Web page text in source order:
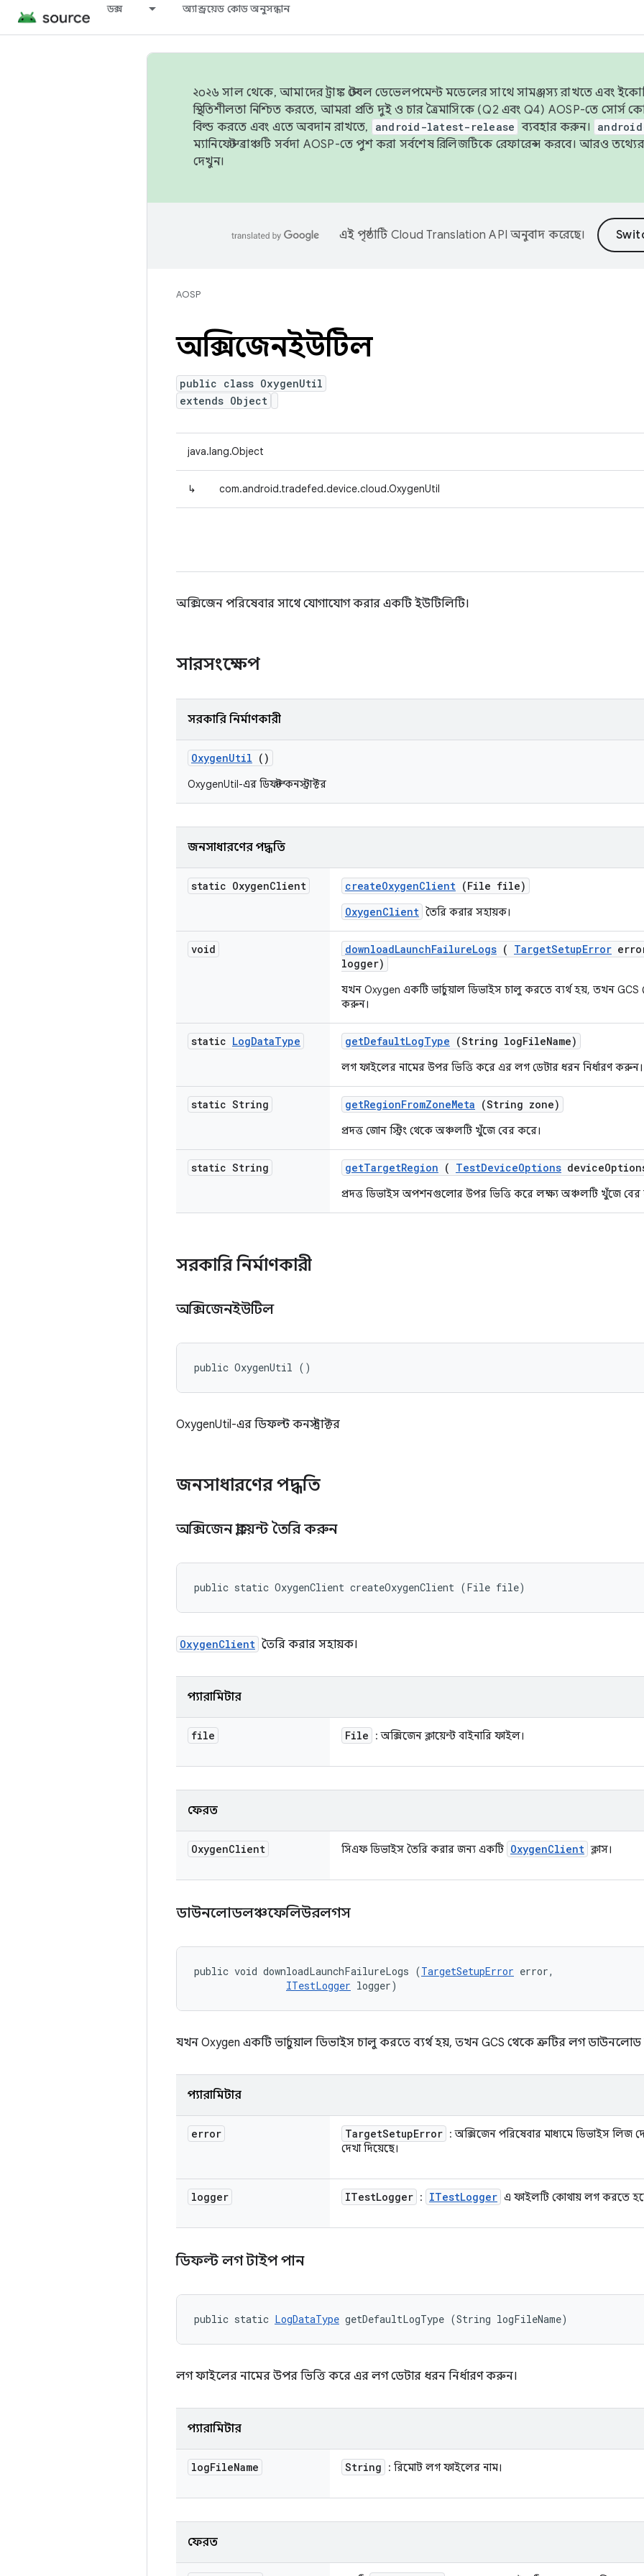
ডক্স অ্যান্ড্রয়েড কোড অনুসন্ধান
২০২৬ সাল থেকে, আমাদের ট্রাঙ্ক স্টেবল ডেভেলপমেন্ট মডেলের সাথে সামঞ্জস্য রাখতে এবং
স্থিতিশীলতা নিশ্চিত করতে, আমরা প্রতি দুই ও চার ত্রৈমাসিকে (Q2 এবং Q4) AOSP-তে সোর্স
বিল্ড করতে এবং এতে অবদান রাখতে,
android-latest-release ব্যবহার করুন।
ম্যানিফেস্ট ব্রাঞ্চটি সর্বদা AOSP-তে পুশ করা সর্বশেষ রিলিজটিকে রেফারেন্স করবে। আরও
দেখুন।
এই পৃষ্ঠাটি Cloud Translation API অনুবাদ করেছে।
AOSP
অক্সিজেনইউটিল
public class OxygenUtil
extends Object
java.lang.Object
↳ com.android.tradefed.device.cloud.OxygenUtil
অক্সিজেন পরিষেবার সাথে যোগাযোগ করার একটি ইউটিলিটি।
সারসংক্ষেপ
সরকারি নির্মাণকারী
OxygenUtil ()
OxygenUtil-এর ডিফল্ট কনস্ট্রাক্টর
জনসাধারণের পদ্ধতি
static OxygenClient createOxygenClient (File file)
OxygenClient তৈরি করার সহায়ক।
void downloadLaunchFailureLogs ( TargetSetupError
logger)
যখন Oxygen একটি ভার্চুয়াল ডিভাইস চালু করতে ব্যর্থ হয়, তখন
করুন।
static LogDataType getDefaultLogType (String logFileName)
লগ ফাইলের নামের উপর ভিত্তি করে এর লগ ডেটার ধরন নির্ধারণ করুন।
static String getRegionFromZoneMeta (String zone)
প্রদত্ত জোন স্ট্রিং থেকে অঞ্চলটি খুঁজে বের করে।
static String getTargetRegion ( TestDeviceOptions device
প্রদত্ত ডিভাইস অপশনগুলোর উপর ভিত্তি করে লক্ষ্য অঞ্চলটি খুঁজে বের
সরকারি নির্মাণকারী
অক্সিজেনইউটিল
public OxygenUtil ()
OxygenUtil-এর ডিফল্ট কনস্ট্রাক্টর
জনসাধারণের পদ্ধতি
অক্সিজেন ক্লায়েন্ট তৈরি করুন
public static OxygenClient createOxygenClient (File file)
OxygenClient তৈরি করার সহায়ক।
প্যারামিটার
file File : অক্সিজেন ক্লায়েন্ট বাইনারি ফাইল।
ফেরত
OxygenClient সিএফ ডিভাইস তৈরি করার জন্য একটি OxygenClient ক্লাস।
ডাউনলোডলঞ্চফেলিউরলগস
public void downloadLaunchFailureLogs (TargetSetupError error,
ITestLogger logger)
যখন Oxygen একটি ভার্চুয়াল ডিভাইস চালু করতে ব্যর্থ হয়, তখন GCS থেকে ত্রুটির লগ
প্যারামিটার
error TargetSetupError : অক্সিজেন পরিষেবার মাধ্যমে ডিভাইস লিজ
দেখা দিয়েছে।
logger ITestLogger : ITestLogger এ ফাইলটি কোথায় লগ করতে
ডিফল্ট লগ টাইপ পান
public static LogDataType getDefaultLogType (String logFileName)
লগ ফাইলের নামের উপর ভিত্তি করে এর লগ ডেটার ধরন নির্ধারণ করুন।
প্যারামিটার
logFileName String : রিমোট লগ ফাইলের নাম।
ফেরত